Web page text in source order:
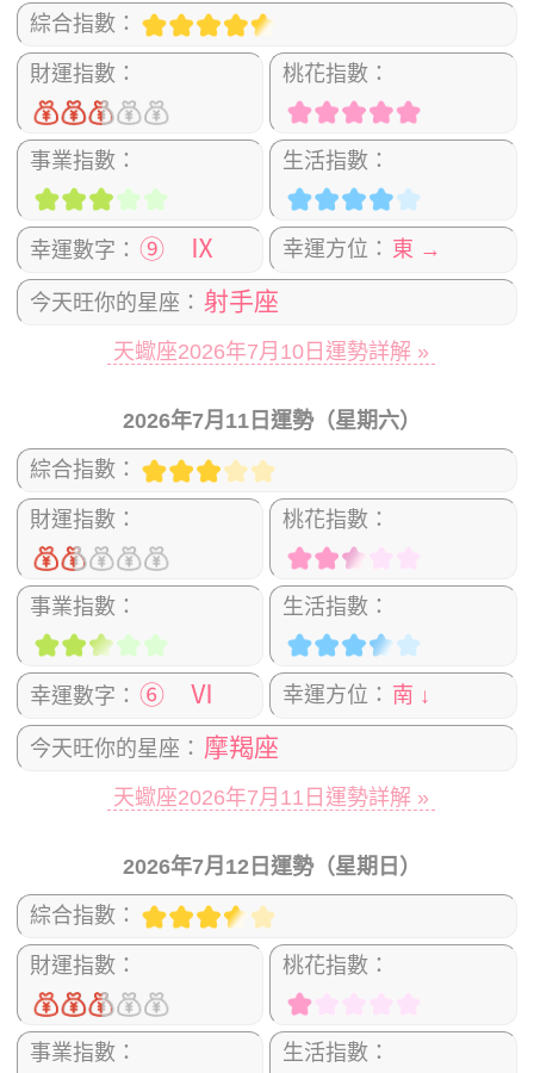
綜合指數：
財運指數： 桃花指數：
事業指數： 生活指數：
幸運數字： ⑨ Ⅸ 幸運方位： 東 →
今天旺你的星座： 射手座
天蠍座2026年7月10日運勢詳解 »
2026年7月11日運勢（星期六）
綜合指數：
財運指數： 桃花指數：
事業指數： 生活指數：
幸運數字： ⑥ Ⅵ 幸運方位： 南 ↓
今天旺你的星座： 摩羯座
天蠍座2026年7月11日運勢詳解 »
2026年7月12日運勢（星期日）
綜合指數：
財運指數： 桃花指數：
事業指數： 生活指數：